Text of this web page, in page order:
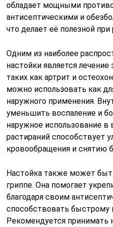
обладает мощными
антисептическими и
что делает её полезной при
Одним из наиболее
настойки является
таких как артрит и
можно использовать как
наружного применения.
уменьшить воспаление и
наружное использование
растираний способствует
кровообращения и снятию
Настойка также может
гриппе. Она помогает
благодаря своим
способствовать
Рекомендуется принимать